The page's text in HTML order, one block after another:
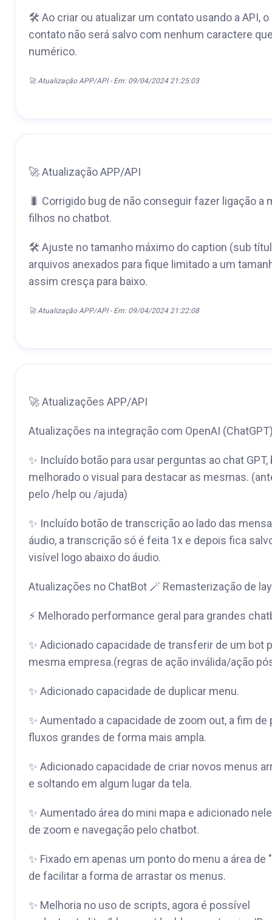
🛠️ Ao criar ou atualizar um contato usando a API,
contato não será salvo com nenhum caractere
numérico.
🚀 Atualização APP/API - Em: 09/04/2024 21:25:03
🚀 Atualização APP/API
🐛 Corrigido bug de não conseguir fazer ligação a
filhos no chatbot.
🛠️ Ajuste no tamanho máximo do caption (sub
arquivos anexados para fique limitado a um
assim cresça para baixo.
🚀 Atualização APP/API - Em: 09/04/2024 21:22:08
🚀 Atualizações APP/API
Atualizações na integração com OpenAI
✨ Incluído botão para usar perguntas ao chat
melhorado o visual para destacar as mesmas.
pelo /help ou /ajuda)
✨ Incluído botão de transcrição ao lado das
áudio, a transcrição só é feita 1x e depois fica
visível logo abaixo do áudio.
Atualizações no ChatBot 🪄 Remasterização de
⚡ Melhorado performance geral para grandes
✨ Adicionado capacidade de transferir de um bot
mesma empresa.(regras de ação inválida/ação
✨ Adicionado capacidade de duplicar menu.
✨ Aumentado a capacidade de zoom out, a fim de
fluxos grandes de forma mais ampla.
✨ Adicionado capacidade de criar novos menus
e soltando em algum lugar da tela.
✨ Aumentado área do mini mapa e adicionado
de zoom e navegação pelo chatbot.
✨ Fixado em apenas um ponto do menu a área de
de facilitar a forma de arrastar os menus.
✨ Melhoria no uso de scripts, agora é possível